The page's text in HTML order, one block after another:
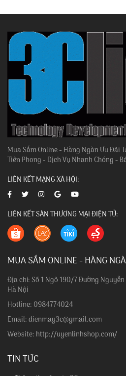
Mua Sắm Online - Hàng Ngàn Ưu Đãi
Tiên Phong - Dịch Vụ Nhanh Chóng -
LIÊN KẾT MẠNG XÃ HỘI:
LIÊN KẾT SÀN THƯƠNG MẠI ĐIỆN TỬ:
MUA SẮM ONLINE - HÀNG
Địa chỉ: Số 1 Ngõ 190/7 Đường
Hà Nội
Hotline: 0984774024
Email: dienmay3c@gmail.com
Website: http://uyenlinhshop.com/
TIN TỨC